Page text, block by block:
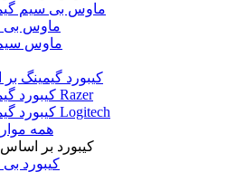
ماوس بی سیم
ماوس بی
ماوس سیم
کیبورد گیمینگ
کیبورد گیمینگ Razer
کیبورد گیمینگ Logitech
همه
کیبورد بر
کیبورد